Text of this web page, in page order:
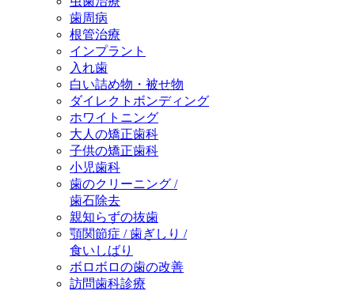
歯周病
根管治療
インプラント
入れ歯
白い詰め物・被せ物
ダイレクトボンディング
ホワイトニング
大人の矯正歯科
子供の矯正歯科
小児歯科
歯のクリーニング /
歯石除去
親知らずの抜歯
顎関節症 / 歯ぎしり /
食いしばり
ボロボロの歯の改善
訪問歯科診療